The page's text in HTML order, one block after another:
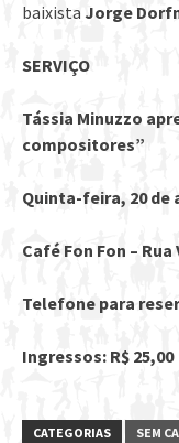
baixista Jorge
SERVIÇO
Tássia Minuzzo
compositores”
Quinta-feira, 20 de
Café Fon Fon –
Telefone para
Ingressos: R$ 25,00
CATEGORIAS SEM